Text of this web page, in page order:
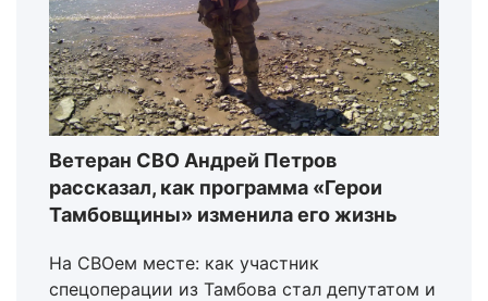
Ветеран СВО Андрей Петров
рассказал, как программа «Герои
Тамбовщины» изменила его жизнь
На СВОем месте: как участник
спецоперации из Тамбова стал депутатом и